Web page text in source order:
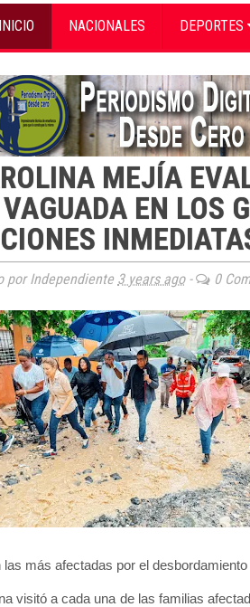
INICIO NACIONALES DEPORTES
MEJÍA
EN LOS
por Independiente 3 years ago- 0
las más afectadas por el
visitó a cada una de las familias